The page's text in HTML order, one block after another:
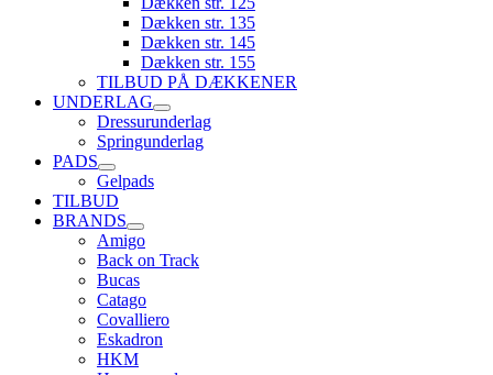
Dækken str. 135
Dækken str. 145
Dækken str. 155
TILBUD PÅ DÆKKENER
UNDERLAG
Dressurunderlag
Springunderlag
PADS
Gelpads
TILBUD
BRANDS
Amigo
Back on Track
Bucas
Catago
Covalliero
Eskadron
HKM